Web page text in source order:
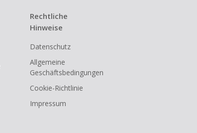
Rechtliche
Hinweise
Datenschutz
Allgemeine
Geschäftsbedingungen
Cookie-Richtlinie
Impressum